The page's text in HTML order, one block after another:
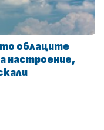
облаците
настроение,